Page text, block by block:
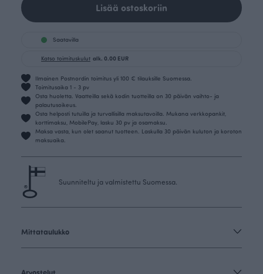
Lisää ostoskoriin
Saatavilla
Katso toimituskulut alk. 0.00 EUR
Ilmainen Postnordin toimitus yli 100 € tilauksille Suomessa.
Toimitusaika 1 - 3 pv
Osta huoletta. Vaatteilla sekä kodin tuotteilla on 30 päivän vaihto- ja
palautusoikeus.
Osta helposti tutuilla ja turvallisilla maksutavoilla. Mukana verkkopankit,
korttimaksu, MobilePay, lasku 30 pv ja osamaksu.
Maksa vasta, kun olet saanut tuotteen. Laskulla 30 päivän kuluton ja koroton
maksuaika.
Suunniteltu ja valmistettu Suomessa.
Mittataulukko
Arvostelut